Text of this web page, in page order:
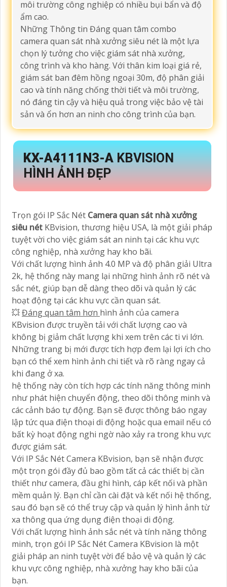
môi trường công nghiệp có nhiều bụi bẩn và độ
ẩm cao.
Những Thông tin Đáng quan tâm combo
camera quan sát nhà xưởng siêu nét là một lựa
chọn lý tưởng cho việc giám sát nhà xưởng,
công trình và kho hàng. Với thân kim loại giá rẻ,
giám sát ban đêm hồng ngoại 30m, độ phân giải
cao và tính năng chống thời tiết và môi trường,
nó đáng tin cậy và hiệu quả trong việc bảo vệ tài
sản và ổn hơn an ninh cho công trình của bạn.
KX-A4111N3-A KBVISION
HÌNH ẢNH ĐẸP
Trọn gói IP Sắc Nét Camera quan sát nhà xưởng
siêu nét KBvision, thương hiệu USA, là một giải pháp
tuyệt vời cho việc giám sát an ninh tại các khu vực
công nghiệp, nhà xưởng hay kho bãi.
Với chất lượng hình ảnh 4.0 MP và độ phân giải Ultra
2k, hệ thống này mang lại những hình ảnh rõ nét và
sắc nét, giúp bạn dễ dàng theo dõi và quản lý các
hoạt động tại các khu vực cần quan sát.
💥Đáng quan tâm hơn hình ảnh của camera
KBvision được truyền tải với chất lượng cao và
không bị giảm chất lượng khi xem trên các ti vi lớn.
Những trang bị mới được tích hợp đem lại lợi ích cho
bạn có thể xem hình ảnh chi tiết và rõ ràng ngay cả
khi đang ở xa.
hệ thống này còn tích hợp các tính năng thông minh
như phát hiện chuyển động, theo dõi thông minh và
các cảnh báo tự động. Bạn sẽ được thông báo ngay
lập tức qua điện thoại di động hoặc qua email nếu có
bất kỳ hoạt động nghi ngờ nào xảy ra trong khu vực
được giám sát.
Với IP Sắc Nét Camera KBvision, bạn sẽ nhận được
một trọn gói đầy đủ bao gồm tất cả các thiết bị cần
thiết như camera, đầu ghi hình, cáp kết nối và phần
mềm quản lý. Bạn chỉ cần cài đặt và kết nối hệ thống,
sau đó bạn sẽ có thể truy cập và quản lý hình ảnh từ
xa thông qua ứng dụng điện thoại di động.
Với chất lượng hình ảnh sắc nét và tính năng thông
minh, trọn gói IP Sắc Nét Camera KBvision là một
giải pháp an ninh tuyệt vời để bảo vệ và quản lý các
khu vực công nghiệp, nhà xưởng hay kho bãi của
bạn.